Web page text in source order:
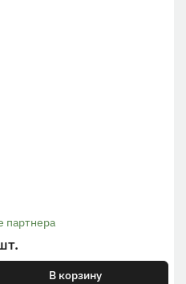
партнера
В корзину